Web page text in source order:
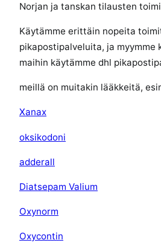
Norjan ja tanskan tilausten
Käytämme erittäin nopeita
pikapostipalveluita, ja myymme
maihin käytämme dhl
meillä on muitakin lääkkeitä,
Xanax
oksikodoni
adderall
Diatsepam Valium
Oxynorm
Oxycontin